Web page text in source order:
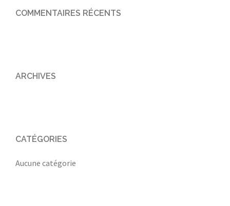
COMMENTAIRES RÉCENTS
ARCHIVES
CATÉGORIES
Aucune catégorie